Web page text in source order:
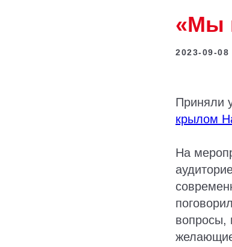
«Мы
2023-09-08
Приняли
крылом
На
вопросы,